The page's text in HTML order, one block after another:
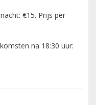
€15. Prijs per
na 18:30 uur: